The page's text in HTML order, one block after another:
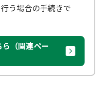
う場合の手続きで
（関連ペー